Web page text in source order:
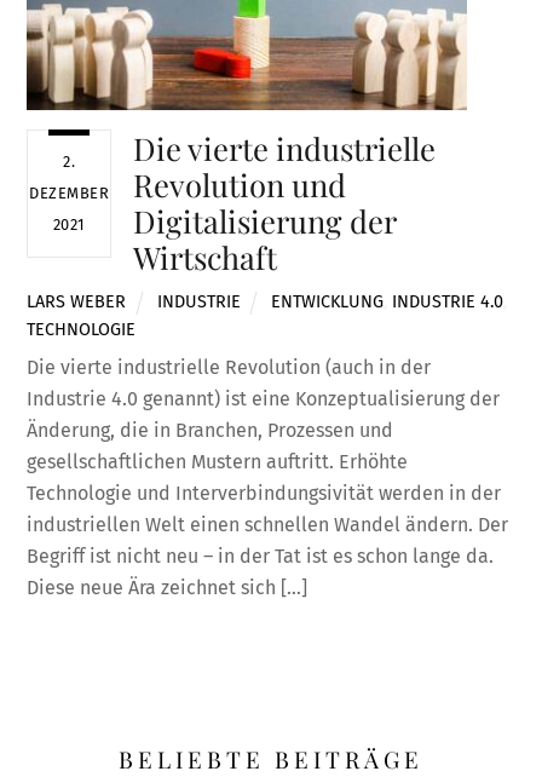
2.
DEZEMBER
2021
Die vierte industrielle
Revolution und
Digitalisierung der
Wirtschaft
LARS WEBER INDUSTRIE ENTWICKLUNG INDUSTRIE 4.0
TECHNOLOGIE
Die vierte industrielle Revolution (auch in der
Industrie 4.0 genannt) ist eine Konzeptualisierung der
Änderung, die in Branchen, Prozessen und
gesellschaftlichen Mustern auftritt. Erhöhte
Technologie und Interverbindungsivität werden in der
industriellen Welt einen schnellen Wandel ändern. Der
Begriff ist nicht neu – in der Tat ist es schon lange da.
Diese neue Ära zeichnet sich […]
BELIEBTE BEITRÄGE